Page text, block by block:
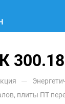
—
плиты ПТ